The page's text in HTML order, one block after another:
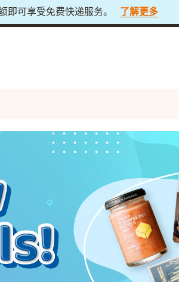
截止至日本时间8月11日下午4点立即购买